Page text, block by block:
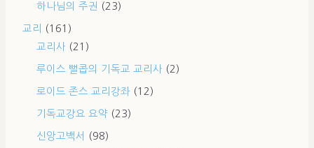
하나님의 주권 (23)
교리
(161)
교리사 (21)
루이스 뻘콥의 기독교 교리사 (2)
로이드 존스 교리강좌 (12)
기독교강요 요약 (23)
신앙고백서
(98)